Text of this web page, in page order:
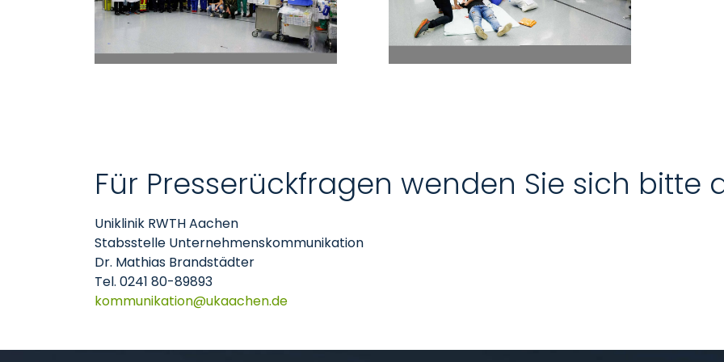
Für Presserückfragen wenden Sie sich bitte
Uniklinik RWTH Aachen
Stabsstelle Unternehmenskommunikation
Dr. Mathias Brandstädter
Tel. 0241 80-89893
kommunikation
ukaachende